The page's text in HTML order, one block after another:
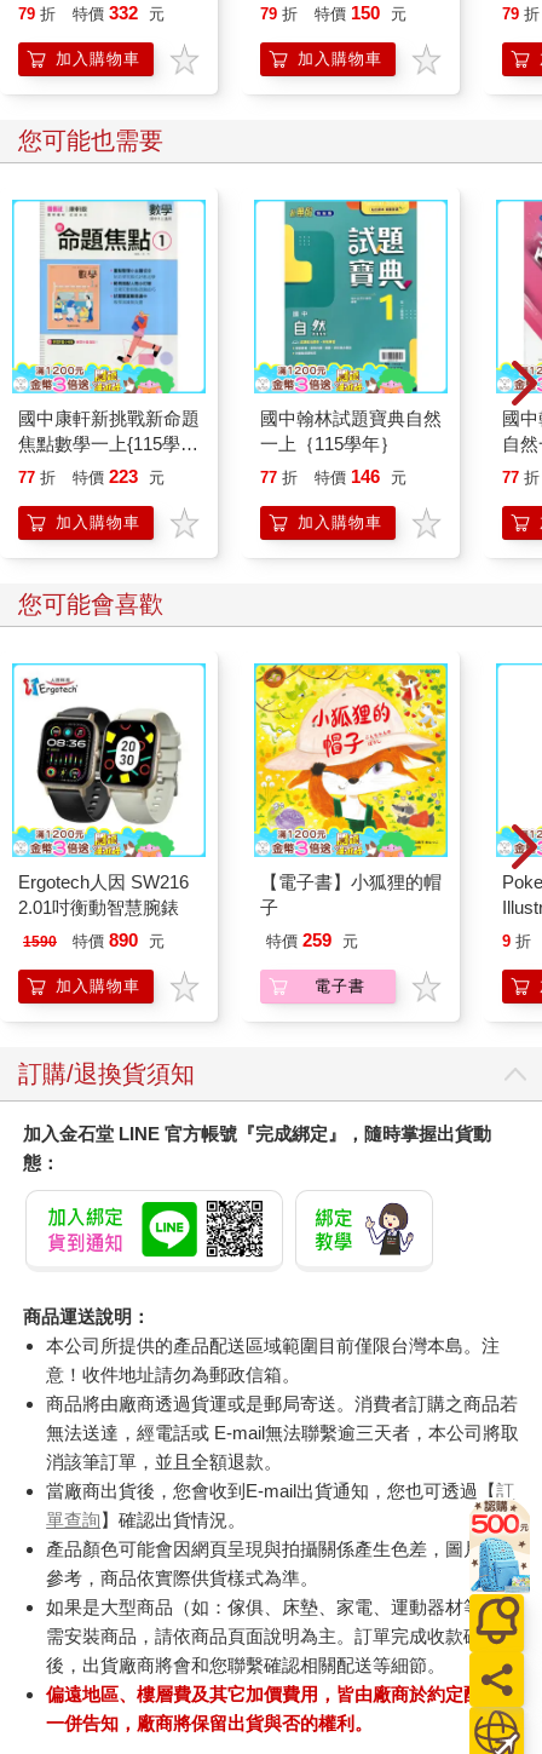
79 折 特價 332 元
加入購物車
79 折 特價 150 元
加入購物車
79 折
您可能也需要
國中康軒新挑戰新命題
焦點數學一上{115學
年}
77 折 特價 223 元
加入購物車
國中翰林試題寶典自然
一上｛115學年｝
77 折 特價 146 元
加入購物車
國
自
77 折
您可能會喜歡
Ergotech人因 SW216
2.01吋衡動智慧腕錶
1590 特價 890 元
加入購物車
【電子書】小狐狸的帽
子
特價 259 元
電子書
9 折
訂購/退換貨須知
加入金石堂 LINE 官方帳號『完成綁定』，隨時掌握出貨動
態：
商品運送說明：
本公司所提供的產品配送區域範圍目前僅限台灣本島。注
意！收件地址請勿為郵政信箱。
商品將由廠商透過貨運或是郵局寄送。消費者訂購之商品若
無法送達，經電話或 E-mail無法聯繫逾三天者，本公司將取
消該筆訂單，並且全額退款。
當廠商出貨後，您會收到E-mail出貨通知，您也可透過【訂
單查詢】確認出貨情況。
產品顏色可能會因網頁呈現與拍攝關係產生色差，圖片僅供
參考，商品依實際供貨樣式為準。
如果是大型商品（如：傢俱、床墊、家電、運動器材等）及
需安裝商品，請依商品頁面說明為主。訂單完成收款確認
後，出貨廠商將會和您聯繫確認相關配送等細節。
偏遠地區、樓層費及其它加價費用，皆由廠商於約定配送時
一併告知，廠商將保留出貨與否的權利。